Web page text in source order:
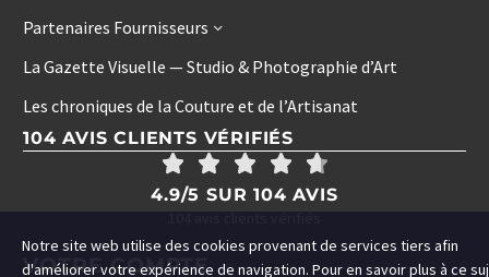
Partenaires Fournisseurs
La Gazette Visuelle — Studio & Photographie d’Art
Les chroniques de la Couture et de l’Artisanat
104 AVIS CLIENTS VÉRIFIÉS
4.9/5 SUR 104 AVIS
104 avis clients vérifiés
VOTRE COMPTE
Notre site web utilise des cookies provenant de services tiers afin
d'améliorer votre expérience de navigation. Pour en savoir plus à ce